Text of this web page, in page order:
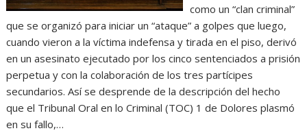
como un “clan criminal”
que se organizó para iniciar un “ataque” a golpes que luego,
cuando vieron a la víctima indefensa y tirada en el piso, derivó
en un asesinato ejecutado por los cinco sentenciados a prisión
perpetua y con la colaboración de los tres partícipes
secundarios. Así se desprende de la descripción del hecho
que el Tribunal Oral en lo Criminal (TOC) 1 de Dolores plasmó
en su fallo,…